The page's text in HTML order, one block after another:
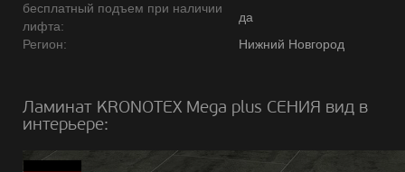
бесплатный подъем при наличии
лифта:
да
Регион:
Нижний Новгород
Ламинат KRONOTEX Mega plus СЕНИЯ вид в
интерьере: